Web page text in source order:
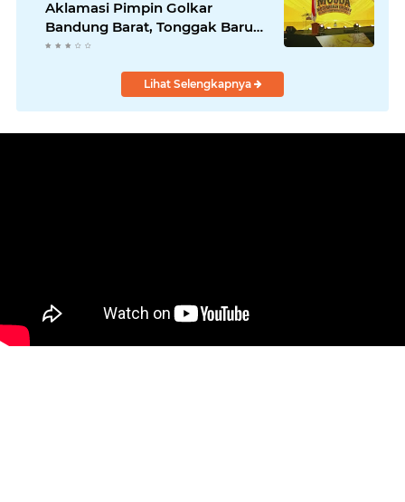
Aklamasi Pimpin Golkar
Bandung Barat, Tonggak Baru
Kepemimpinan Harmonis
Lihat Selengkapnya